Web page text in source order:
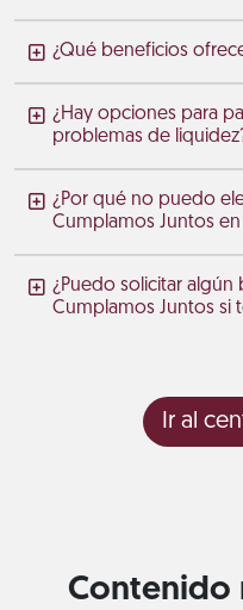
¿Qué beneficios
¿Hay opciones para
problemas de
¿Por qué no puedo
Cumplamos Juntos en
¿Puedo solicitar
Cumplamos Juntos si
Ir al
Contenido